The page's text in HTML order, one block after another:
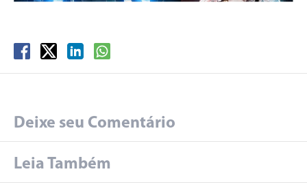
Deixe seu Comentário
Leia Também